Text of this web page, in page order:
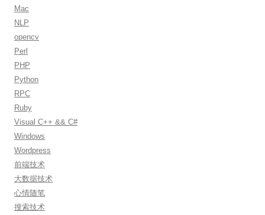
Mac
NLP
opencv
Perl
PHP
Python
RPC
Ruby
Visual C++ && C#
Windows
Wordpress
前端技术
大数据技术
心情随笔
搜索技术